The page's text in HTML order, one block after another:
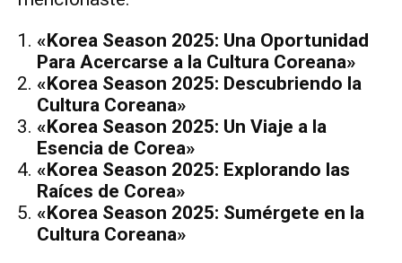
«Korea Season 2025: Una Oportunidad
Para Acercarse a la Cultura Coreana»
«Korea Season 2025: Descubriendo la
Cultura Coreana»
«Korea Season 2025: Un Viaje a la
Esencia de Corea»
«Korea Season 2025: Explorando las
Raíces de Corea»
«Korea Season 2025: Sumérgete en la
Cultura Coreana»